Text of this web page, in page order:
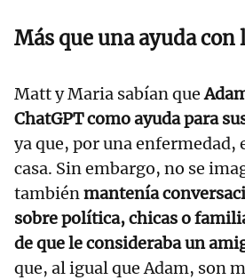
Más que una ayuda con
Matt y Maria sabían que
ChatGPT como ayuda para
ya que, por una enfermedad,
casa. Sin embargo, no se
tambiénmantenía
sobre política, chicas o
de que le consideraba un
que, al igual que Adam, son